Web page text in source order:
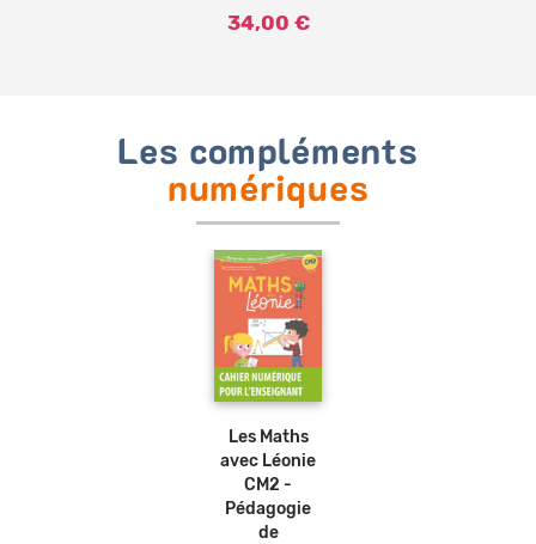
34,00 €
Les compléments
numériques
Les Maths
avec Léonie
CM2 -
Pédagogie
de